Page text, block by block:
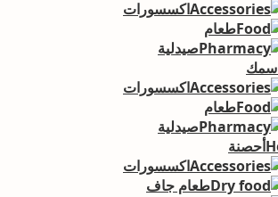
اكسسورات
طعام
صيدلية
سمك
اكسسورات
طعام
صيدلية
أحصنة
اكسسورات
طعام جاف